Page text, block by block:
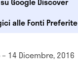
alle Fonti
14 Dicembre, 2016